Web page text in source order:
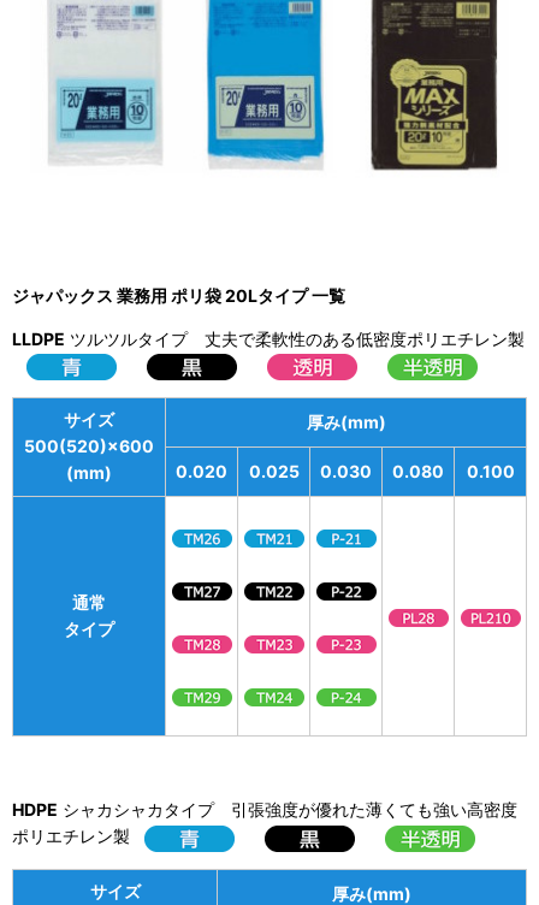
ジャパックス 業務用 ポリ袋 20Lタイプ 一覧
LLDPE ツルツルタイプ 丈夫で柔軟性のある低密度ポリエチレン製
サイズ
500(520)×600
(mm)
厚み(mm)
0.020 0.025 0.030 0.080 0.100
通常
タイプ
HDPE シャカシャカタイプ 引張強度が優れた薄くても強い高密度
ポリエチレン製
サイズ
厚み(mm)